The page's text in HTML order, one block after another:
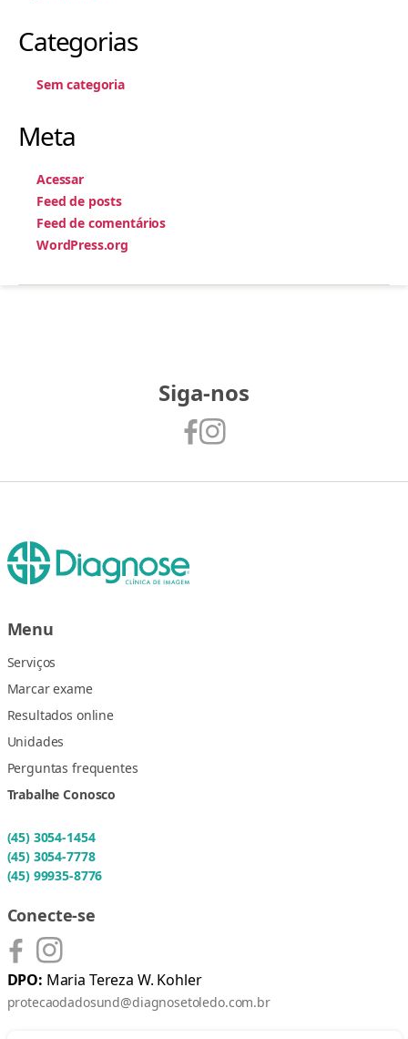
Categorias
Sem categoria
Meta
Acessar
Feed de posts
Feed de comentários
WordPress.org
Siga-nos
Menu
Serviços
Marcar exame
Resultados online
Unidades
Perguntas frequentes
Trabalhe Conosco
(45) 3054-1454
(45) 3054-7778
(45) 99935-8776
Conecte-se
DPO: Maria Tereza W. Kohler
protecaodadosund@diagnosetoledo.com.br